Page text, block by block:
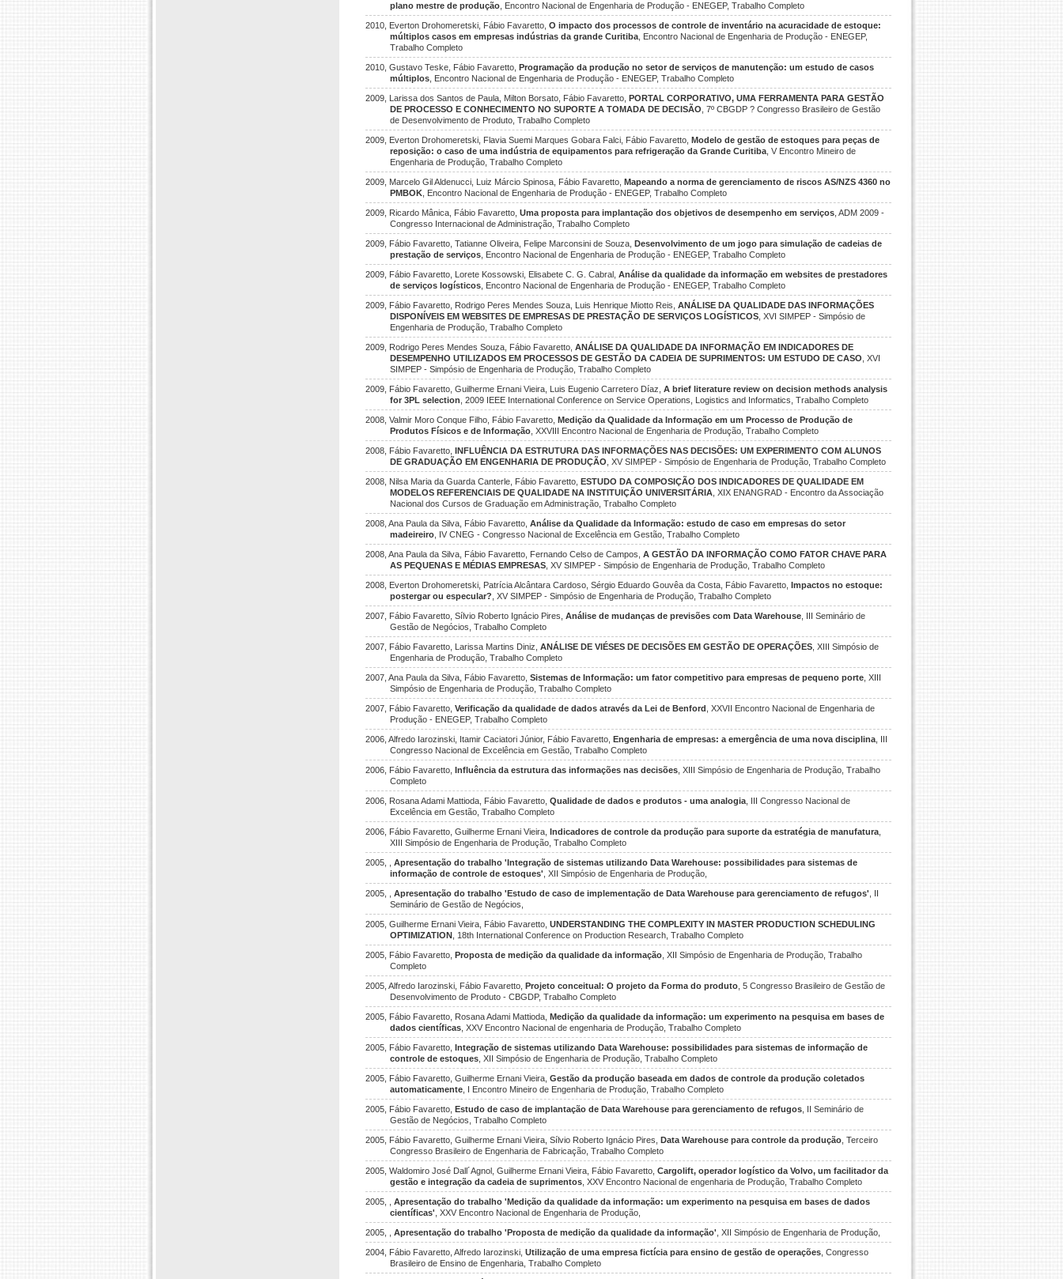
plano mestre de produção , Encontro Nacional de Engenharia de Produção - ENEGEP, Trabalho Completo
2010, Everton Drohomeretski, Fábio Favaretto, O impacto dos processos de controle de inventário na acuracidade de estoque:
múltiplos casos em empresas indústrias da grande Curitiba , Encontro Nacional de Engenharia de Produção - ENEGEP,
Trabalho Completo
2010, Gustavo Teske, Fábio Favaretto, Programação da produção no setor de serviços de manutenção: um estudo de casos
múltiplos , Encontro Nacional de Engenharia de Produção - ENEGEP, Trabalho Completo
2009, Larissa dos Santos de Paula, Milton Borsato, Fábio Favaretto, PORTAL CORPORATIVO, UMA FERRAMENTA PARA GESTÃO
DE PROCESSO E CONHECIMENTO NO SUPORTE A TOMADA DE DECISÃO , 7º CBGDP ? Congresso Brasileiro de Gestão
de Desenvolvimento de Produto, Trabalho Completo
2009, Everton Drohomeretski, Flavia Suemi Marques Gobara Falci, Fábio Favaretto, Modelo de gestão de estoques para peças de
reposição: o caso de uma indústria de equipamentos para refrigeração da Grande Curitiba , V Encontro Mineiro de
Engenharia de Produção, Trabalho Completo
2009, Marcelo Gil Aldenucci, Luiz Márcio Spinosa, Fábio Favaretto, Mapeando a norma de gerenciamento de riscos AS/NZS 4360 no
PMBOK , Encontro Nacional de Engenharia de Produção - ENEGEP, Trabalho Completo
2009, Ricardo Mânica, Fábio Favaretto, Uma proposta para implantação dos objetivos de desempenho em serviços , ADM 2009 -
Congresso Internacional de Administração, Trabalho Completo
2009, Fábio Favaretto, Tatianne Oliveira, Felipe Marconsini de Souza, Desenvolvimento de um jogo para simulação de cadeias de
prestação de serviços , Encontro Nacional de Engenharia de Produção - ENEGEP, Trabalho Completo
2009, Fábio Favaretto, Lorete Kossowski, Elisabete C. G. Cabral, Análise da qualidade da informação em websites de prestadores
de serviços logísticos , Encontro Nacional de Engenharia de Produção - ENEGEP, Trabalho Completo
2009, Fábio Favaretto, Rodrigo Peres Mendes Souza, Luis Henrique Miotto Reis, ANÁLISE DA QUALIDADE DAS INFORMAÇÕES
DISPONÍVEIS EM WEBSITES DE EMPRESAS DE PRESTAÇÃO DE SERVIÇOS LOGÍSTICOS , XVI SIMPEP - Simpósio de
Engenharia de Produção, Trabalho Completo
2009, Rodrigo Peres Mendes Souza, Fábio Favaretto, ANÁLISE DA QUALIDADE DA INFORMAÇÃO EM INDICADORES DE
DESEMPENHO UTILIZADOS EM PROCESSOS DE GESTÃO DA CADEIA DE SUPRIMENTOS: UM ESTUDO DE CASO , XVI
SIMPEP - Simpósio de Engenharia de Produção, Trabalho Completo
2009, Fábio Favaretto, Guilherme Ernani Vieira, Luis Eugenio Carretero Díaz, A brief literature review on decision methods analysis
for 3PL selection , 2009 IEEE International Conference on Service Operations, Logistics and Informatics, Trabalho Completo
2008, Valmir Moro Conque Filho, Fábio Favaretto, Medição da Qualidade da Informação em um Processo de Produção de
Produtos Físicos e de Informação , XXVIII Encontro Nacional de Engenharia de Produção, Trabalho Completo
2008, Fábio Favaretto, INFLUÊNCIA DA ESTRUTURA DAS INFORMAÇÕES NAS DECISÕES: UM EXPERIMENTO COM ALUNOS
DE GRADUAÇÃO EM ENGENHARIA DE PRODUÇÃO , XV SIMPEP - Simpósio de Engenharia de Produção, Trabalho Completo
2008, Nilsa Maria da Guarda Canterle, Fábio Favaretto, ESTUDO DA COMPOSIÇÃO DOS INDICADORES DE QUALIDADE EM
MODELOS REFERENCIAIS DE QUALIDADE NA INSTITUIÇÃO UNIVERSITÁRIA , XIX ENANGRAD - Encontro da Associação
Nacional dos Cursos de Graduação em Administração, Trabalho Completo
2008, Ana Paula da Silva, Fábio Favaretto, Análise da Qualidade da Informação: estudo de caso em empresas do setor
madeireiro , IV CNEG - Congresso Nacional de Excelência em Gestão, Trabalho Completo
2008, Ana Paula da Silva, Fábio Favaretto, Fernando Celso de Campos, A GESTÃO DA INFORMAÇÃO COMO FATOR CHAVE PARA
AS PEQUENAS E MÉDIAS EMPRESAS , XV SIMPEP - Simpósio de Engenharia de Produção, Trabalho Completo
2008, Everton Drohomeretski, Patrícia Alcântara Cardoso, Sérgio Eduardo Gouvêa da Costa, Fábio Favaretto, Impactos no estoque:
postergar ou especular? , XV SIMPEP - Simpósio de Engenharia de Produção, Trabalho Completo
2007, Fábio Favaretto, Sílvio Roberto Ignácio Pires, Análise de mudanças de previsões com Data Warehouse , III Seminário de
Gestão de Negócios, Trabalho Completo
2007, Fábio Favaretto, Larissa Martins Diniz, ANÁLISE DE VIÉSES DE DECISÕES EM GESTÃO DE OPERAÇÕES , XIII Simpósio de
Engenharia de Produção, Trabalho Completo
2007, Ana Paula da Silva, Fábio Favaretto, Sistemas de Informação: um fator competitivo para empresas de pequeno porte , XIII
Simpósio de Engenharia de Produção, Trabalho Completo
2007, Fábio Favaretto, Verificação da qualidade de dados através da Lei de Benford , XXVII Encontro Nacional de Engenharia de
Produção - ENEGEP, Trabalho Completo
2006, Alfredo Iarozinski, Itamir Caciatori Júnior, Fábio Favaretto, Engenharia de empresas: a emergência de uma nova disciplina , III
Congresso Nacional de Excelência em Gestão, Trabalho Completo
2006, Fábio Favaretto, Influência da estrutura das informações nas decisões , XIII Simpósio de Engenharia de Produção, Trabalho
Completo
2006, Rosana Adami Mattioda, Fábio Favaretto, Qualidade de dados e produtos - uma analogia , III Congresso Nacional de
Excelência em Gestão, Trabalho Completo
2006, Fábio Favaretto, Guilherme Ernani Vieira, Indicadores de controle da produção para suporte da estratégia de manufatura
XIII Simpósio de Engenharia de Produção, Trabalho Completo
2005, , Apresentação do trabalho 'Integração de sistemas utilizando Data Warehouse: possibilidades para sistemas de
informação de controle de estoques' , XII Simpósio de Engenharia de Produção,
2005, , Apresentação do trabalho 'Estudo de caso de implementação de Data Warehouse para gerenciamento de refugos' , II
Seminário de Gestão de Negócios,
2005, Guilherme Ernani Vieira, Fábio Favaretto, UNDERSTANDING THE COMPLEXITY IN MASTER PRODUCTION SCHEDULING
OPTIMIZATION , 18th International Conference on Production Research, Trabalho Completo
2005, Fábio Favaretto, Proposta de medição da qualidade da informação , XII Simpósio de Engenharia de Produção, Trabalho
Completo
2005, Alfredo Iarozinski, Fábio Favaretto, Projeto conceitual: O projeto da Forma do produto , 5 Congresso Brasileiro de Gestão de
Desenvolvimento de Produto - CBGDP, Trabalho Completo
2005, Fábio Favaretto, Rosana Adami Mattioda, Medição da qualidade da informação: um experimento na pesquisa em bases de
dados científicas , XXV Encontro Nacional de engenharia de Produção, Trabalho Completo
2005, Fábio Favaretto, Integração de sistemas utilizando Data Warehouse: possibilidades para sistemas de informação de
controle de estoques , XII Simpósio de Engenharia de Produção, Trabalho Completo
2005, Fábio Favaretto, Guilherme Ernani Vieira, Gestão da produção baseada em dados de controle da produção coletados
automaticamente , I Encontro Mineiro de Engenharia de Produção, Trabalho Completo
2005, Fábio Favaretto, Estudo de caso de implantação de Data Warehouse para gerenciamento de refugos , II Seminário de
Gestão de Negócios, Trabalho Completo
2005, Fábio Favaretto, Guilherme Ernani Vieira, Sílvio Roberto Ignácio Pires, Data Warehouse para controle da produção , Terceiro
Congresso Brasileiro de Engenharia de Fabricação, Trabalho Completo
2005, Waldomiro José Dall´Agnol, Guilherme Ernani Vieira, Fábio Favaretto, Cargolift, operador logístico da Volvo, um facilitador da
gestão e integração da cadeia de suprimentos , XXV Encontro Nacional de engenharia de Produção, Trabalho Completo
2005, , Apresentação do trabalho 'Medição da qualidade da informação: um experimento na pesquisa em bases de dados
científicas' , XXV Encontro Nacional de Engenharia de Produção,
2005, , Apresentação do trabalho 'Proposta de medição da qualidade da informação' , XII Simpósio de Engenharia de Produção,
2004, Fábio Favaretto, Alfredo Iarozinski, Utilização de uma empresa fictícia para ensino de gestão de operações , Congresso
Brasileiro de Ensino de Engenharia, Trabalho Completo